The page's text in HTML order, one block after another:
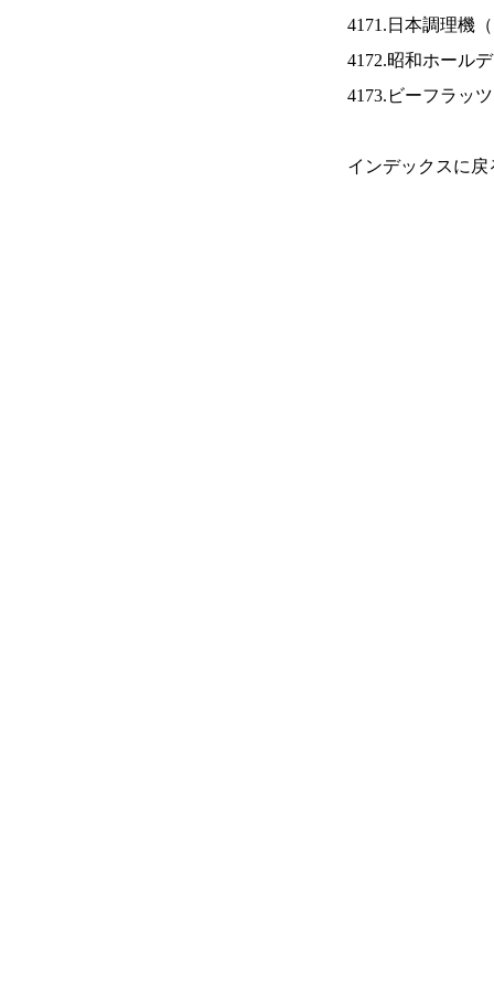
4171.日本調理機（
4172.昭和ホール
4173.ビーフラッ
インデックスに戻